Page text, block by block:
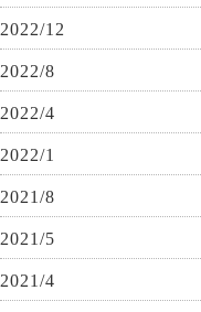
2022/12
2022/8
2022/4
2022/1
2021/8
2021/5
2021/4